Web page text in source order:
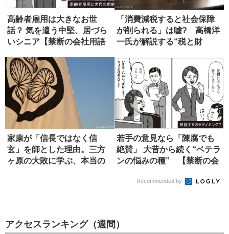
高齢者雇用は大きなお世
話？ 気を遣う中堅、居づら
いシニア【禁断の会社用語
「消費減税すると社会保障
が削られる」は嘘? 高橋洋
一氏が解説する“税と財
家康が「信長ではなく信
玄」を師とした理由。三方
ヶ原の大敗に学ぶ、本当の
若手の意見なら「陳腐でも
絶賛」 大昔から続く“ベテラ
ンの悩みの種” 【禁断の会
Recommended by
アクセスランキング（週間）